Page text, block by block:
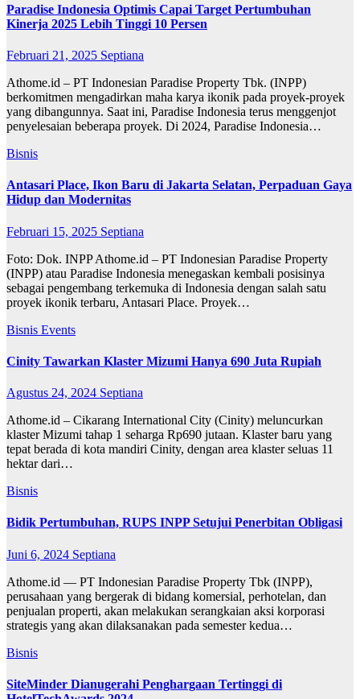
Paradise Indonesia Optimis Capai Target Pertumbuhan
Kinerja 2025 Lebih Tinggi 10 Persen
Februari 21, 2025 Septiana
Athome.id – PT Indonesian Paradise Property Tbk. (INPP)
berkomitmen mengadirkan maha karya ikonik pada proyek-proyek
yang dibangunnya. Saat ini, Paradise Indonesia terus menggenjot
penyelesaian beberapa proyek. Di 2024, Paradise Indonesia…
Bisnis
Antasari Place, Ikon Baru di Jakarta Selatan, Perpaduan Gaya
Hidup dan Modernitas
Februari 15, 2025 Septiana
Foto: Dok. INPP Athome.id – PT Indonesian Paradise Property
(INPP) atau Paradise Indonesia menegaskan kembali posisinya
sebagai pengembang terkemuka di Indonesia dengan salah satu
proyek ikonik terbaru, Antasari Place. Proyek…
Bisnis Events
Cinity Tawarkan Klaster Mizumi Hanya 690 Juta Rupiah
Agustus 24, 2024 Septiana
Athome.id – Cikarang International City (Cinity) meluncurkan
klaster Mizumi tahap 1 seharga Rp690 jutaan. Klaster baru yang
tepat berada di kota mandiri Cinity, dengan area klaster seluas 11
hektar dari…
Bisnis
Bidik Pertumbuhan, RUPS INPP Setujui Penerbitan Obligasi
Juni 6, 2024 Septiana
Athome.id — PT Indonesian Paradise Property Tbk (INPP),
perusahaan yang bergerak di bidang komersial, perhotelan, dan
penjualan properti, akan melakukan serangkaian aksi korporasi
strategis yang akan dilaksanakan pada semester kedua…
Bisnis
SiteMinder Dianugerahi Penghargaan Tertinggi di